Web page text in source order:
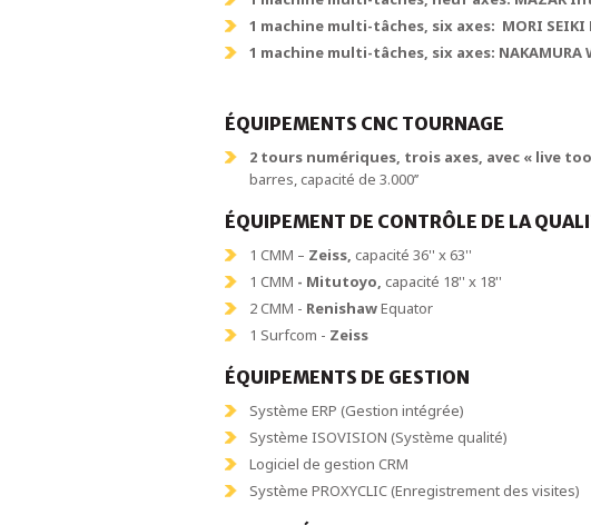
1 machine multi-tâches, six axes: MORI SEIKI
1 machine multi-tâches, six axes: NAKAMURA
ÉQUIPEMENTS CNC TOURNAGE
2 tours numériques, trois axes, avec « live
barres, capacité de 3.000’’
ÉQUIPEMENT DE CONTRÔLE DE LA
1 CMM – Zeiss, capacité 36'' x 63''
1 CMM - Mitutoyo, capacité 18'' x 18''
2 CMM - RenishawEquator
1 Surfcom - Zeiss
ÉQUIPEMENTS DE GESTION
Système ERP (Gestion intégrée)
Système ISOVISION (Système qualité)
Logiciel de gestion CRM
Système PROXYCLIC (Enregistrement des visites)